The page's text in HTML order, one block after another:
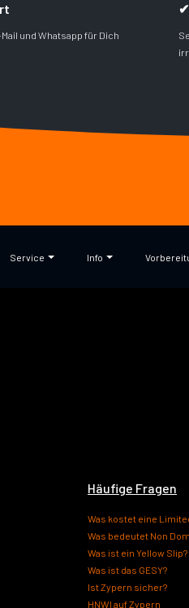
und Whatsapp für Dich
Service Info
Empfehlungen und ohne
Häufige Fragen
Was kostet eine
Was bedeutet Non
Was ist ein Yellow Slip?
Was ist das GESY?
Ist Zypern sicher?
HNWI auf Zypern